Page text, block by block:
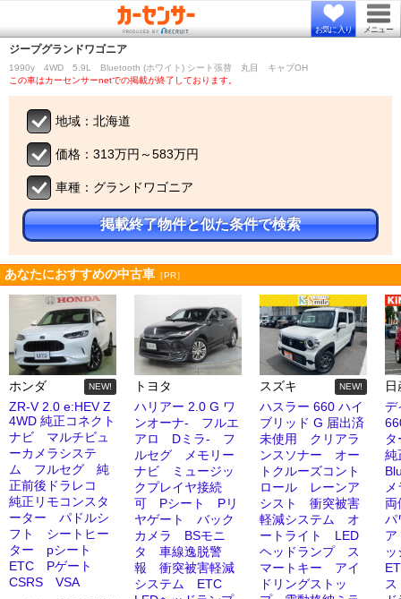
お気に入り メニュー
ジープグランドワゴニア
1990y 4WD 5.9L Bluetooth (ホワイト) シート張替 丸目 キャブOH
この車はカーセンサーnetでの掲載が終了しております。
地域：北海道
価格：313万円～583万円
車種：グランドワゴニア
掲載終了物件と似た条件で検索
あなたにおすすめの中古車 ［PR］
ホンダ NEW!
ZR-V 2.0 e:HEV Z
4WD 純正コネクト
ナビ マルチビュ
ーカメラシステ
ム フルセグ 純
正前後ドラレコ
純正リモコンスタ
ーター パドルシ
フト シートヒー
ター pシート
ETC Pゲート
CSRS VSA
トヨタ
ハリアー 2.0 G ワ
ンオーナ- フルエ
アロ Dミラ- フ
ルセグ メモリー
ナビ ミュージッ
クプレイヤ接続
可 Pシート Pリ
ヤゲート バック
カメラ BSモニ
タ 車線逸脱警
報 衝突被害軽減
システム ETC
スズキ NEW!
ハスラー 660 ハイ
ブリッド G 届出済
未使用 クリアラ
ンスソナー オー
トクルーズコント
ロール レーンア
シスト 衝突被害
軽減システム オ
ートライト LED
ヘッドランプ ス
マートキー アイ
ドリングストッ
日
デ
純
両
パ
ア